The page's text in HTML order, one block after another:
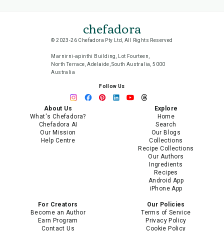
chefadora
© 2023-26 Chefadora Pty Ltd, All Rights Reserved
Marnirni-apinthi Building, Lot Fourteen,
North Terrace, Adelaide, South Australia, 5000
Australia
Follow Us
About Us
What's Chefadora?
Chefadora AI
Our Mission
Help Centre
Explore
Home
Search
Our Blogs
Collections
Recipe Collections
Our Authors
Ingredients
Recipes
Android App
iPhone App
For Creators
Become an Author
Earn Program
Contact Us
Our Policies
Terms of Service
Privacy Policy
Cookie Policy